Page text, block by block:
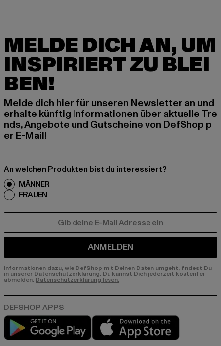
MELDE DICH AN, UM
INSPIRIERT ZU BLEI
BEN!
Melde dich hier für unseren Newsletter an und
erhalte künftig Informationen über aktuelle Tre
nds, Angebote und Gutscheine von DefShop p
er E-Mail!
An welchen Produkten bist du interessiert?
MÄNNER
FRAUEN
ANMELDEN
Informationen dazu, wie DefShop mit Deinen Daten umgeht, findest Du
in unserer Datenschutzerklärung. Du kannst Dich jederzeit kostenfei
abmelden. Datenschutzerklärung lesen.
Play market